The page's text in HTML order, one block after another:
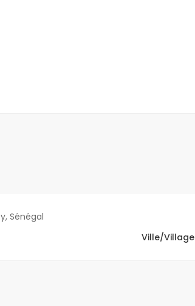
Sénégal
Ville/Village